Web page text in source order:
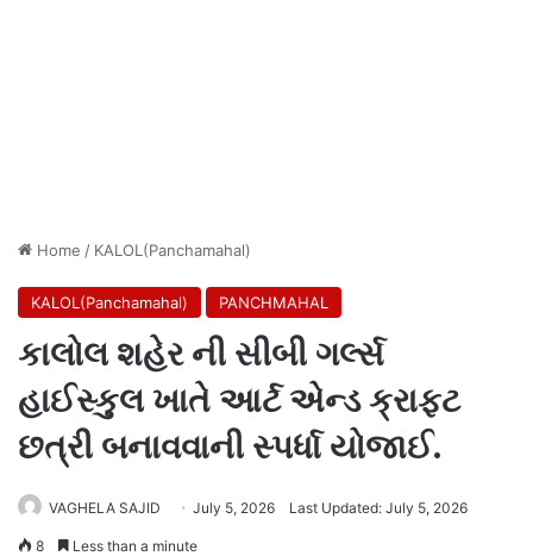
Home / KALOL(Panchamahal)
KALOL(Panchamahal) PANCHMAHAL
કાલોલ શહેર ની સીબી ગર્લ્સ
હાઈસ્કુલ ખાતે આર્ટ એન્ડ ક્રાફ્ટ
છત્રી બનાવવાની સ્પર્ધા યોજાઈ.
VAGHELA SAJID July 5, 2026 Last Updated: July 5, 2026
8 Less than a minute